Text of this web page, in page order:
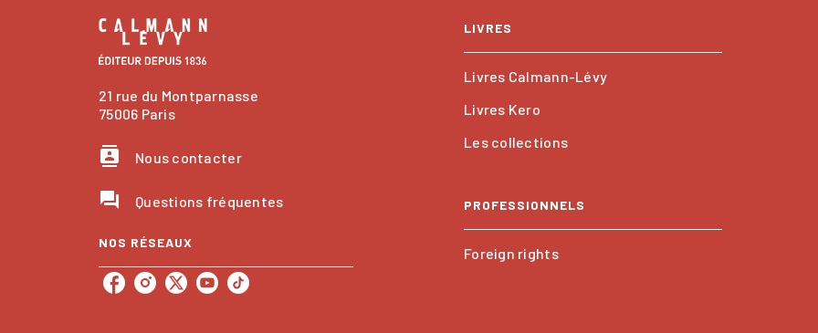
21 rue du Montparnasse
75006 Paris
contacts Nous contacter
question_answer Questions fréquentes
NOS RÉSEAUX
LIVRES
Livres Calmann-Lévy
Livres Kero
Les collections
PROFESSIONNELS
Foreign rights